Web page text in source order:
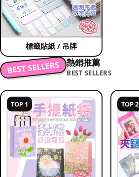
標籤貼紙 / 吊牌
BEST SELLERS 熱銷推薦
BEST SELLERS
TOP 1 TOP 2